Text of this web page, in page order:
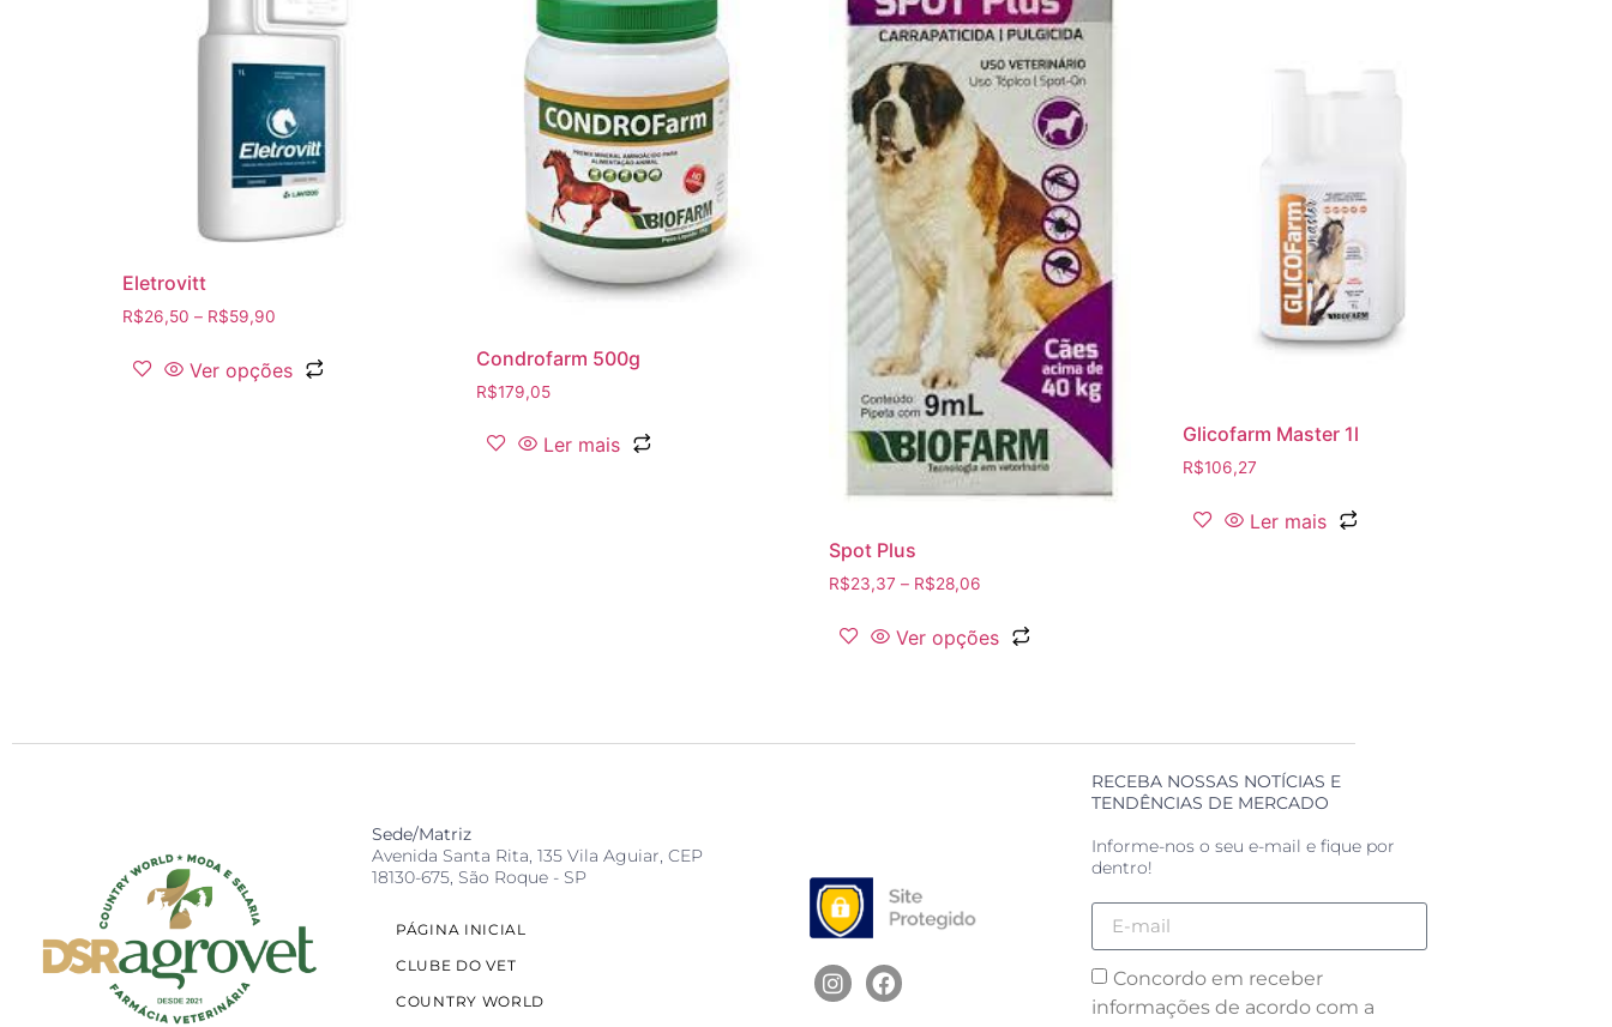
Eletrovitt
R$26,50 – R$59,90
Ver opções
Condrofarm 500g
R$179,05
Ler mais
Spot Plus
R$23,37 – R$28,06
Ver opções
Glicofarm Master 1l
R$106,27
Ler mais
Sede/Matriz
Avenida Santa Rita, 135 Vila Aguiar, CEP
18130-675, São Roque - SP
PÁGINA INICIAL
CLUBE DO VET
COUNTRY WORLD
RECEBA NOSSAS NOTÍCIAS E
TENDÊNCIAS DE MERCADO
Informe-nos o seu e-mail e fique por
dentro!
Concordo em receber
informações de acordo com a